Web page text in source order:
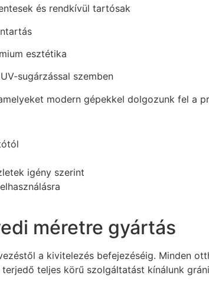
és rendkívül tartósak
esztétika
sugárzással szemben
modern gépekkel dolgozunk fel a
igény szerint
méretre gyártás
a kivitelezés befejezéséig. Minden
teljes körű szolgáltatást kínálunk